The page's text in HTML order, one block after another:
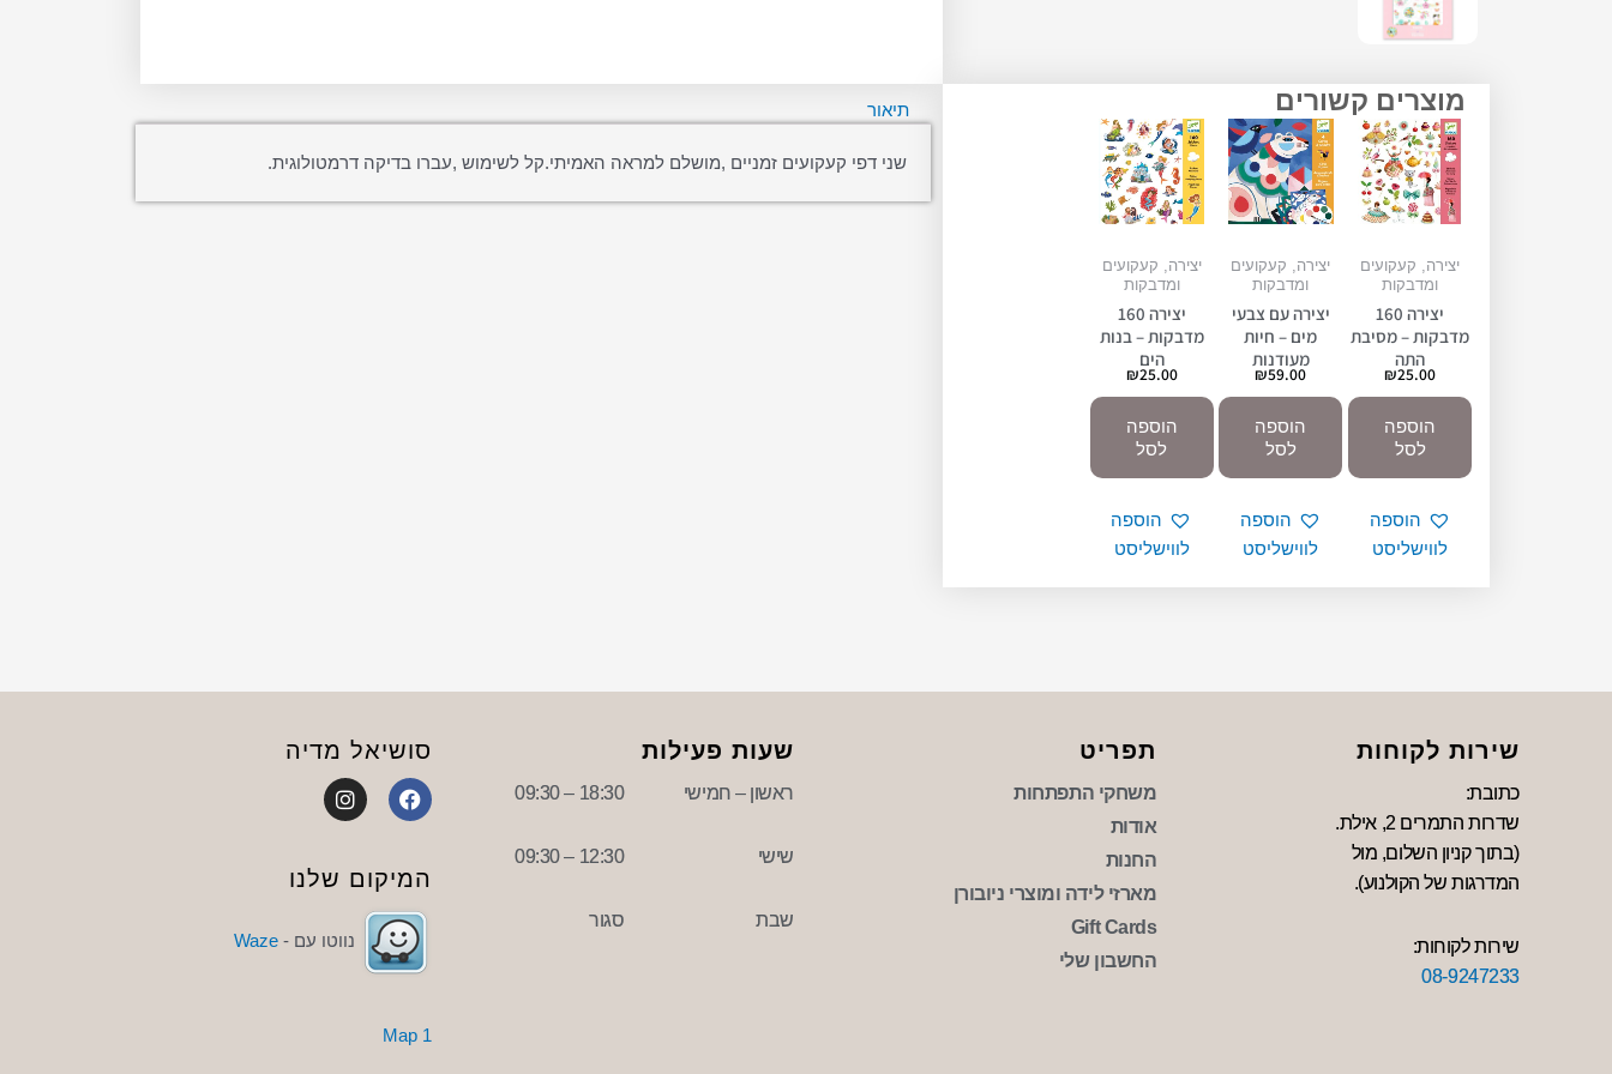
מוצרים קשורים
יצירה, קעקועים
ומדבקות
יצירה 160
מדבקות – מסיבת
התה
₪25.00
הוספה
לסל
הוספה
לווישליסט
יצירה, קעקועים
ומדבקות
יצירה עם צבעי
מים – חיות
מעודנות
₪59.00
הוספה
לסל
הוספה
לווישליסט
יצירה, קעקועים
ומדבקות
יצירה 160
מדבקות – בנות
הים
₪25.00
הוספה
לסל
הוספה
לווישליסט
תיאור
שני דפי קעקועים זמניים ,מושלם למראה האמיתי.קל לשימוש ,עברו בדיקה דרמטולוגית.
שירות לקוחות
כתובת:
שדרות התמרים 2, אילת.
(בתוך קניון השלום, מול
המדרגות של הקולנוע).
שירות לקוחות:
08-9247233
תפריט
משחקי התפתחות
אודות
החנות
מארזי לידה ומוצרי ניובורן
Gift Cards
החשבון שלי
שעות פעילות
ראשון – חמישי
שישי
שבת
18:30 – 09:30
12:30 – 09:30
סגור
סושיאל מדיה
F
a
b
o
o
k
I
n
a
a
המיקום שלנו
נווטו עם -Waze
1 Map